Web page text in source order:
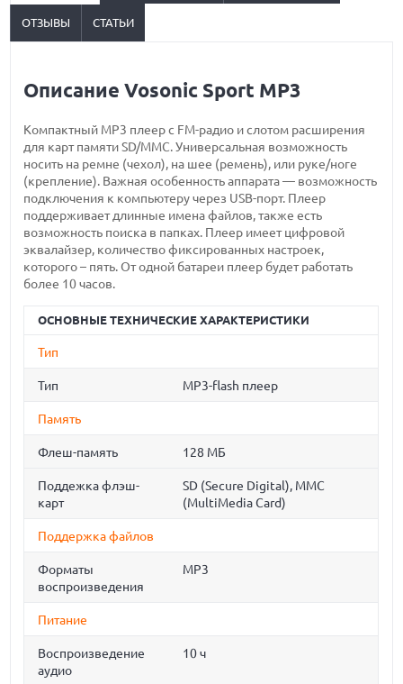
ОТЗЫВЫ СТАТЬИ
Описание Vosonic Sport MP3
Компактный МР3 плеер с FM-радио и слотом расширения
для карт памяти SD/MMC. Универсальная возможность
носить на ремне (чехол), на шее (ремень), или руке/ноге
(крепление). Важная особенность аппарата — возможность
подключения к компьютеру через USB-порт. Плеер
поддерживает длинные имена файлов, также есть
возможность поиска в папках. Плеер имеет цифровой
эквалайзер, количество фиксированных настроек,
которого – пять. От одной батареи плеер будет работать
более 10 часов.
ОСНОВНЫЕ ТЕХНИЧЕСКИЕ ХАРАКТЕРИСТИКИ
Тип
Тип MP3-flash плеер
Память
Флеш-память 128 МБ
Поддежка флэш-
карт
SD (Secure Digital), MMC
(MultiMedia Card)
Поддержка файлов
Форматы
воспроизведения
MP3
Питание
Воспроизведение
аудио
10 ч